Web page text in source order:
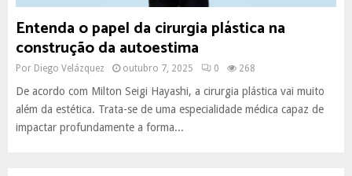
Entenda o papel da cirurgia plástica na
construção da autoestima
Por Diego Velázquez outubro 7, 2025 0 268
De acordo com Milton Seigi Hayashi, a cirurgia plástica vai muito
além da estética. Trata-se de uma especialidade médica capaz de
impactar profundamente a forma...